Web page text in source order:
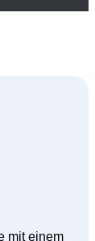
mit einem